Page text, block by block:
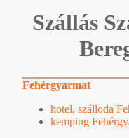
Szállás
Fehérgyarmat
hotel, szálloda
kemping